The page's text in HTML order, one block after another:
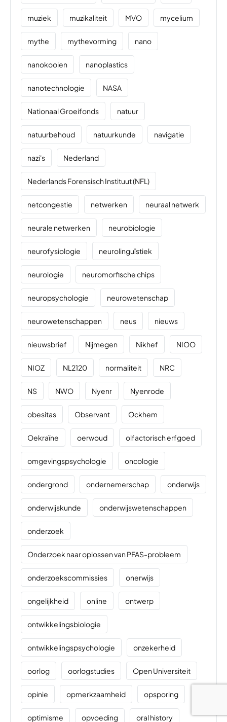
muziek muzikaliteit MVO mycelium
mythe mythevorming nano
nanokooien nanoplastics
nanotechnologie NASA
Nationaal Groeifonds natuur
natuurbehoud natuurkunde navigatie
nazi's Nederland
Nederlands Forensisch Instituut (NFL)
netcongestie netwerken neuraal netwerk
neurale netwerken neurobiologie
neurofysiologie neurolinguïstiek
neurologie neuromorfische chips
neuropsychologie neurowetenschap
neurowetenschappen neus nieuws
nieuwsbrief Nijmegen Nikhef NIOO
NIOZ NL2120 normaliteit NRC
NS NWO Nyenr Nyenrode
obesitas Observant Ockhem
Oekraïne oerwoud olfactorisch erfgoed
omgevingspsychologie oncologie
ondergrond ondernemerschap onderwijs
onderwijskunde onderwijswetenschappen
onderzoek
Onderzoek naar oplossen van PFAS-probleem
onderzoekscommissies onerwijs
ongelijkheid online ontwerp
ontwikkelingsbiologie
ontwikkelingspsychologie onzekerheid
oorlog oorlogstudies Open Universiteit
opinie opmerkzaamheid opsporing
optimisme opvoeding oral history